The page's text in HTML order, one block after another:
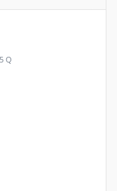
Q